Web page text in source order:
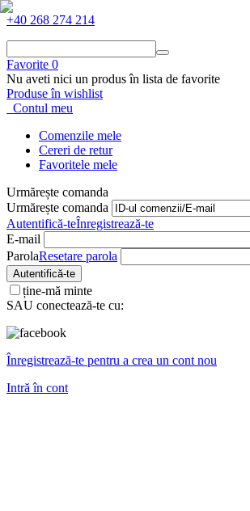
+40 268 274 214
Favorite 0
Nu aveti nici un produs în lista de favorite
Produse în wishlist
Contul meu
Comenzile mele
Cereri de retur
Favoritele mele
Urmărește comanda
Urmărește comanda
Autentifică-teÎnregistrează-te
E-mail
ParolaResetare parola
Autentifică-te
ține-mă minte
SAU conectează-te cu:
Înregistrează-te pentru a crea un cont nou
Intră în cont